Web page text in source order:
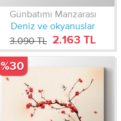
Günbatımı Manzarası
Deniz ve okyanuslar
3.090 TL 2.163 TL
%30